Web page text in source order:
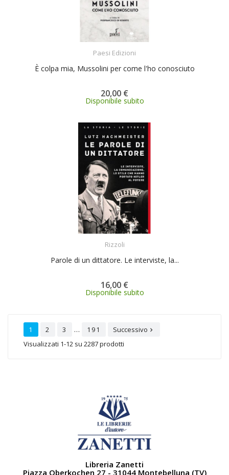
Paesi Edizioni
È colpa mia, Mussolini per come l'ho conosciuto
20,00 €
Disponibile subito
Rizzoli
Parole di un dittatore. Le interviste, la...
16,00 €
Disponibile subito
1 2 3 … 191 Successivo 
Visualizzati 1-12 su 2287 prodotti
Libreria Zanetti
Piazza Oberkochen 27 - 31044 Montebelluna (TV)